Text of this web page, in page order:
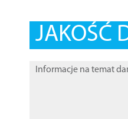
JAKOŚĆ
Informacje na temat